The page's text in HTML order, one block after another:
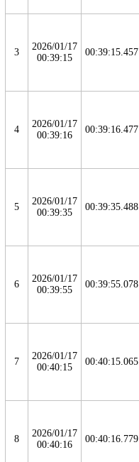
3
2026/01/17
00:39:15
00:39:15.457
4
2026/01/17
00:39:16
00:39:16.477
5
2026/01/17
00:39:35
00:39:35.488
6
2026/01/17
00:39:55
00:39:55.078
7
2026/01/17
00:40:15
00:40:15.065
8
2026/01/17
00:40:16
00:40:16.779